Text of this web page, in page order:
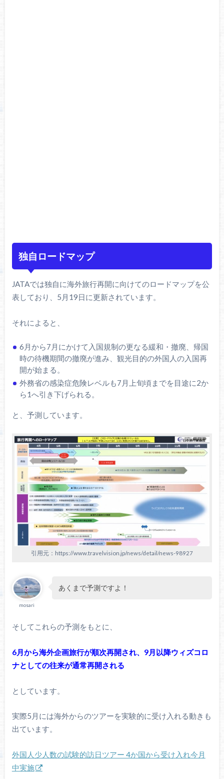
独自ロードマップ
JATAでは独自に海外旅行再開に向けてのロードマップを公
表しており、5月19日に更新されています。
それによると、
6月から7月にかけて入国規制の更なる緩和・撤廃、帰国
時の待機期間の撤廃が進み、観光目的の外国人の入国再
開が始まる。
外務省の感染症危険レベルも7月上旬頃までを目途に2か
ら1へ引き下げられる。
と、予測しています。
引用元：https://www.travelvision.jp/news/detail/news-98927
mosari
あくまで予測ですよ！
そしてこれらの予測をもとに、
6月から海外企画旅行が順次再開され、9月以降ウィズコロ
ナとしての往来が通常再開される
としています。
実際5月には海外からのツアーを実験的に受け入れる動きも
出ています。
外国人少人数の試験的訪日ツアー 4か国から受け入れ今月
中実施